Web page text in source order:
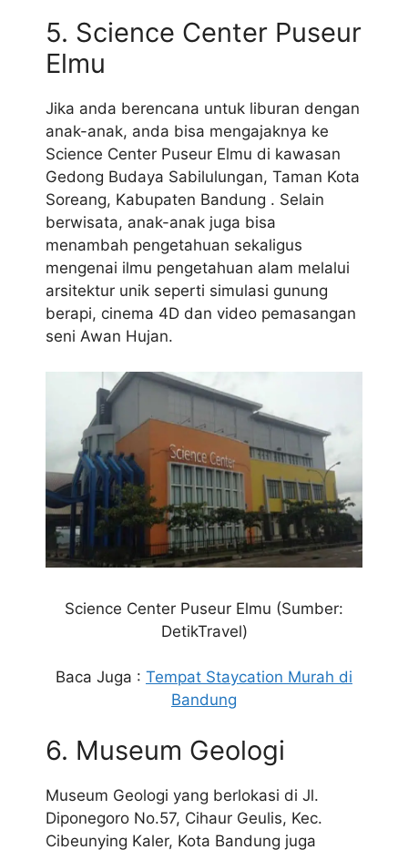
5. Science Center Puseur
Elmu
Jika anda berencana untuk liburan dengan
anak-anak, anda bisa mengajaknya ke
Science Center Puseur Elmu di kawasan
Gedong Budaya Sabilulungan, Taman Kota
Soreang, Kabupaten Bandung . Selain
berwisata, anak-anak juga bisa
menambah pengetahuan sekaligus
mengenai ilmu pengetahuan alam melalui
arsitektur unik seperti simulasi gunung
berapi, cinema 4D dan video pemasangan
seni Awan Hujan.
Science Center Puseur Elmu (Sumber:
DetikTravel)
Baca Juga : Tempat Staycation Murah di
Bandung
6. Museum Geologi
Museum Geologi yang berlokasi di Jl.
Diponegoro No.57, Cihaur Geulis, Kec.
Cibeunying Kaler, Kota Bandung juga